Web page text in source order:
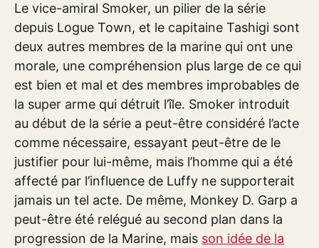
Le vice-amiral Smoker, un pilier de la série
depuis Logue Town, et le capitaine Tashigi sont
deux autres membres de la marine qui ont une
morale, une compréhension plus large de ce qui
est bien et mal et des membres improbables de
la super arme qui détruit l’île. Smoker introduit
au début de la série a peut-être considéré l’acte
comme nécessaire, essayant peut-être de le
justifier pour lui-même, mais l’homme qui a été
affecté par l’influence de Luffy ne supporterait
jamais un tel acte. De même, Monkey D. Garp a
peut-être été relégué au second plan dans la
progression de la Marine, mais son idée de la